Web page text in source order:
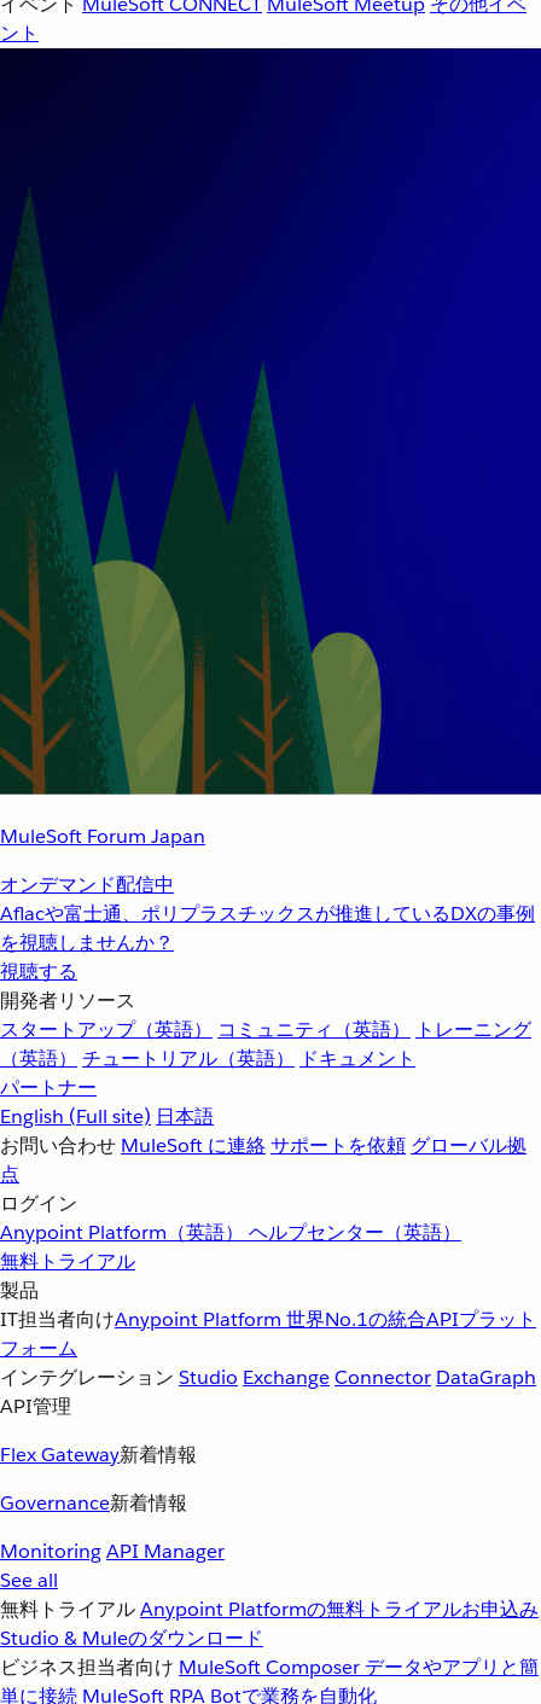
ント
MuleSoft Forum Japan
オンデマンド配信中
Aflacや富士通、ポリプラスチックスが推進しているDXの事例
を視聴しませんか？
視聴する
開発者リソース
スタートアップ（英語）
コミュニティ（英語）
トレーニング
（英語）
チュートリアル（英語）
ドキュメント
パートナー
English (Full site) 日本語
お問い合わせ MuleSoft に連絡サポートを依頼 グローバル拠
点
ログイン
Anypoint Platform（英語） ヘルプセンター（英語）
無料トライアル
製品
IT担当者向けAnypoint Platform 世界No.1の統合APIプラット
フォーム
インテグレーション Studio ExchangeConnector DataGraph
API管理
Flex Gateway新着情報
Governance新着情報
MonitoringAPI Manager
See all
無料トライアルAnypoint Platformの無料トライアルお申込み
Studio & Muleのダウンロード
ビジネス担当者向け MuleSoft Composer データやアプリと簡
単に接続 MuleSoft RPA Botで業務を自動化